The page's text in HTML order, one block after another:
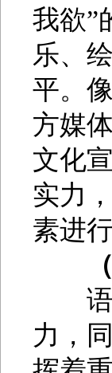
我欲”
乐、
平。
方媒
文化
实力
素进
语言
力，